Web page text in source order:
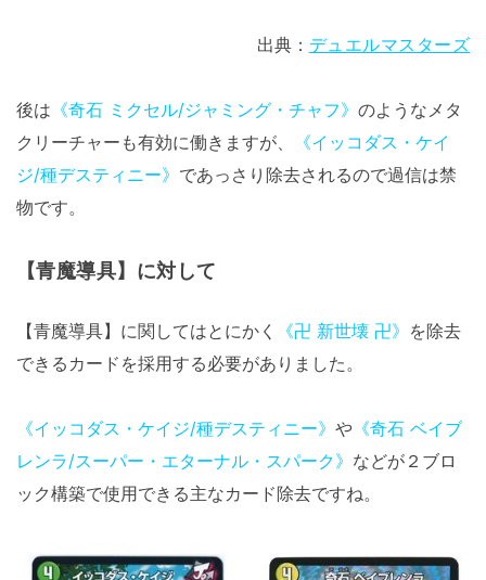
出典： デュエルマスターズ
後は 《奇石 ミクセル/ジャミング・チャフ》 のようなメタ
クリーチャーも有効に働きますが、
《イッコダス・ケイ
ジ/種デスティニー》 であっさり除去されるので過信は禁
物です。
【青魔導具】に対して
【青魔導具】に関してはとにかく 《卍 新世壊 卍》 を除去
できるカードを採用する必要がありました。
《イッコダス・ケイジ/種デスティニー》 や 《奇石 ベイブ
レンラ/スーパー・エターナル・スパーク》 などが２ブロ
ック構築で使用できる主なカード除去ですね。